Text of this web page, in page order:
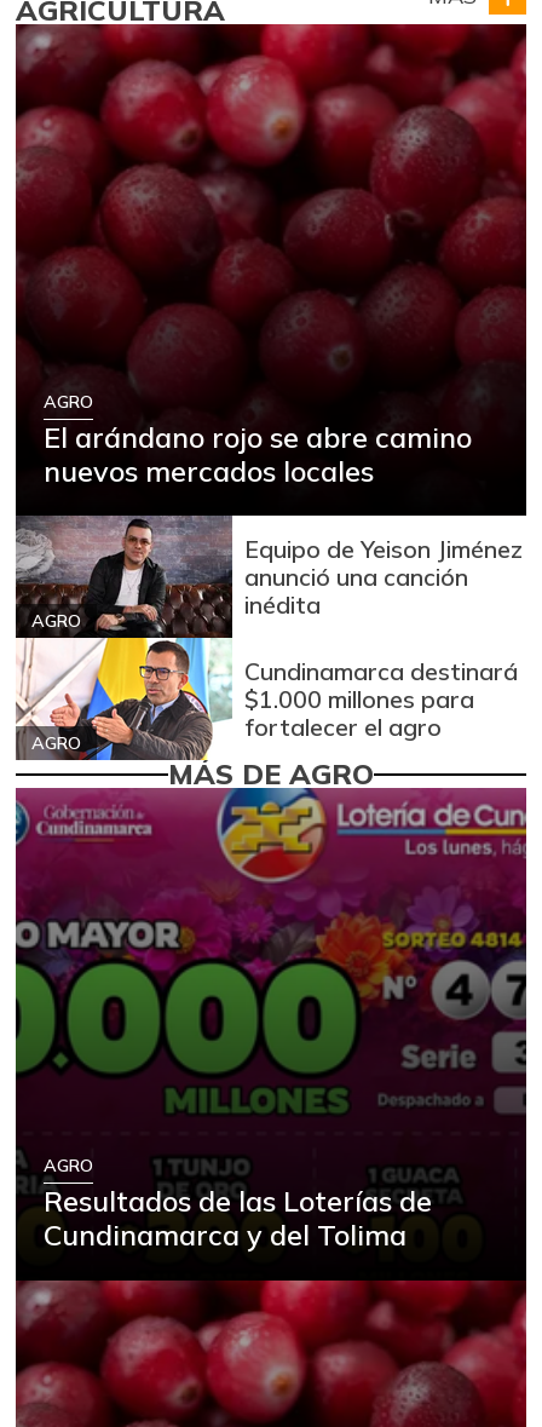
AGRICULTURA
AGRO
El arándano rojo se abre camino
nuevos mercados locales
AGRO
Equipo de Yeison Jiménez
anunció una canción
inédita
AGRO
Cundinamarca destinará
$1.000 millones para
fortalecer el agro
MÁS DE AGRO
AGRO
Resultados de las Loterías de
Cundinamarca y del Tolima